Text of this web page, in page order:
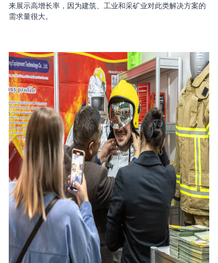
来展示高增长率，因为建筑、工业和采矿业对此类解决方案的
需求量很大。